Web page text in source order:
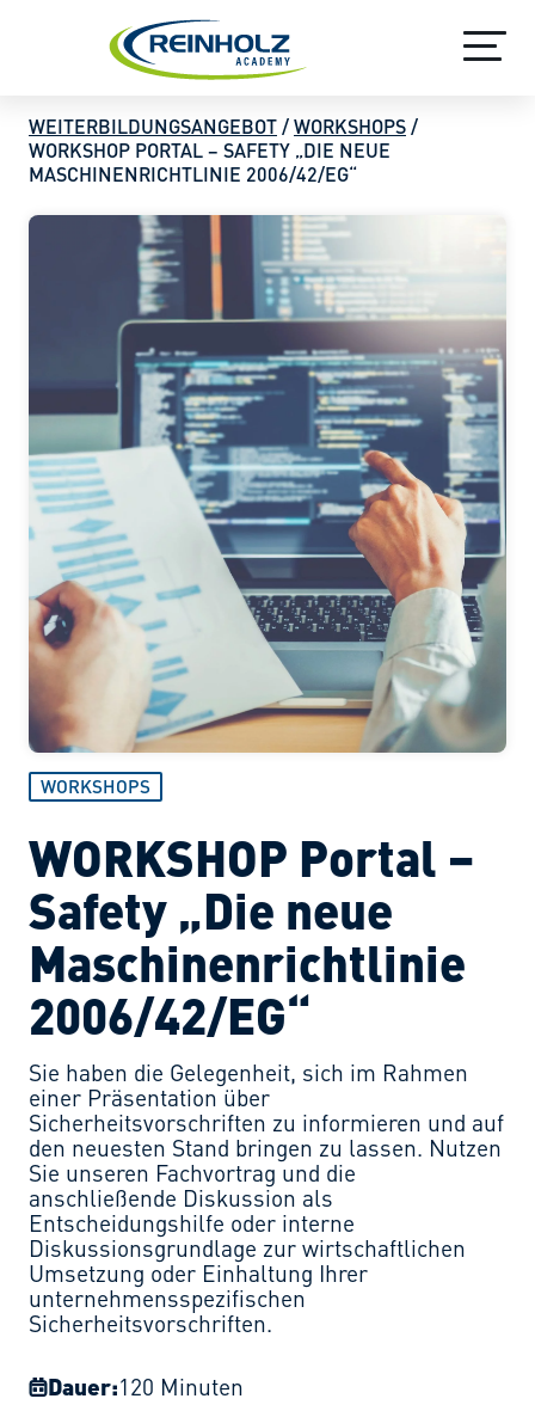
WEITERBILDUNGSANGEBOT/WORKSHOPS/
WORKSHOP PORTAL – SAFETY „DIE NEUE
MASCHINENRICHTLINIE 2006/42/EG“
WORKSHOPS
WORKSHOP Portal –
Safety „Die neue
Maschinenrichtlinie
2006/42/EG“
Sie haben die Gelegenheit, sich im Rahmen
einer Präsentation über
Sicherheitsvorschriften zu informieren und auf
den neuesten Stand bringen zu lassen. Nutzen
Sie unseren Fachvortrag und die
anschließende Diskussion als
Entscheidungshilfe oder interne
Diskussionsgrundlage zur wirtschaftlichen
Umsetzung oder Einhaltung Ihrer
unternehmensspezifischen
Sicherheitsvorschriften.
Dauer:120 Minuten
SCHULUNGSFORM
SEMINARE
WEBINARE
WORKSHOPS
ONLINE-SEMINARE
PLATFORMEN
CODESYS V3
SIEMENS S7-CLASSIC
SIEMENS TIA-PORTAL
ANGEBOTSÜBERSICHT